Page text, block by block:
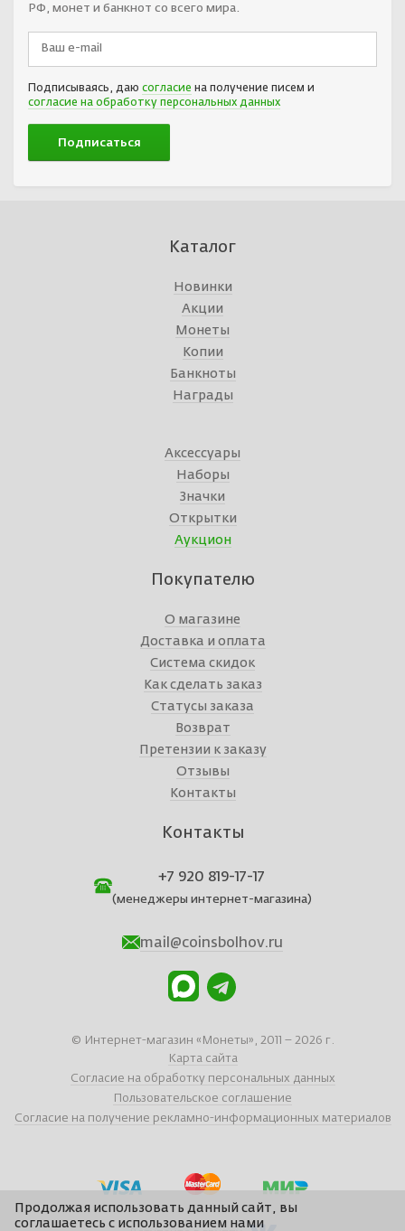
РФ, монет и банкнот со всего мира.
Подписываясь, даю согласие на получение писем и
согласие на обработку персональных данных
Каталог
Новинки
Акции
Монеты
Копии
Банкноты
Награды
Аксессуары
Наборы
Значки
Открытки
Аукцион
Покупателю
О магазине
Доставка и оплата
Система скидок
Как сделать заказ
Статусы заказа
Возврат
Претензии к заказу
Отзывы
Контакты
Контакты
+7 920 819-17-17
(менеджеры интернет-магазина)
mail@coinsbolhov.ru
© Интернет-магазин «Монеты», 2011 – 2026 г.
Карта сайта
Согласие на обработку персональных данных
Пользовательское соглашение
Согласие на получение рекламно-информационных материалов
Продолжая использовать данный сайт, вы
соглашаетесь с использованием нами